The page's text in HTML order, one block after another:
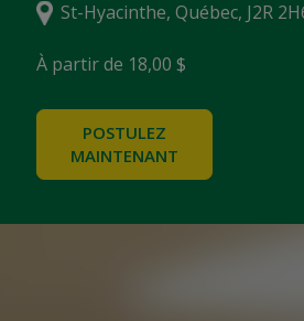
St-Hyacinthe, Québec, J2R
À partir de 18,00 $
POSTULEZ
MAINTENANT